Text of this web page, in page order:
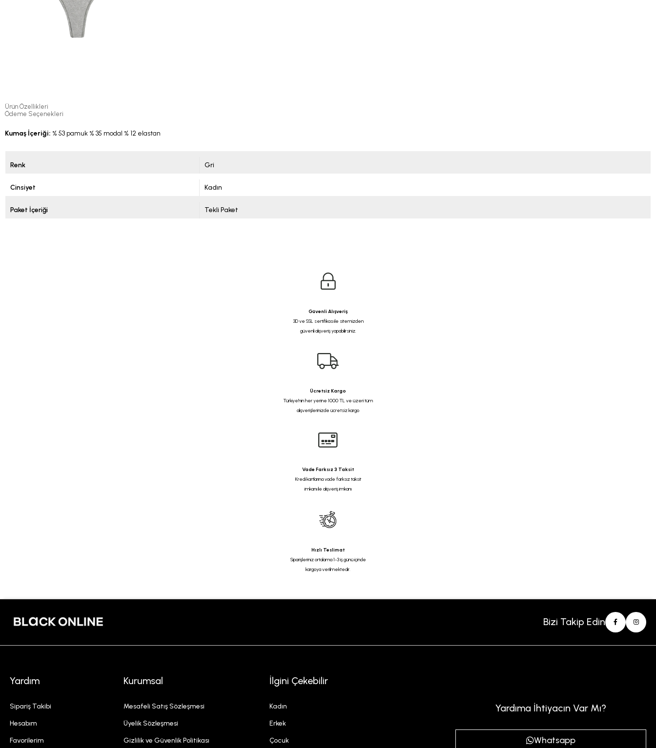
Ürün Özellikleri
Ödeme Seçenekleri
Kumaş İçeriği: % 53 pamuk % 35 modal % 12 elastan
Renk Gri
Cinsiyet Kadın
Paket İçeriği Tekli Paket
Güvenli Alışveriş
3D ve SSL sertifikası ile sitemizden
güvenli alışveriş yapabilirsiniz.
Ücretsiz Kargo
Türkiye'nin her yerine 1000 TL ve üzeri tüm
alışverişlerinizde ücretsiz kargo
Vade Farksız 3 Taksit
Kredi kartlarına vade farksız taksit
imkanı ile alışveriş imkanı
Hızlı Teslimat
Siparişleriniz ortalama 1-3 iş günü içinde
kargoya verilmektedir.
Bizi Takip Edin
Yardım
Sipariş Takibi
Hesabım
Favorilerim
Kurumsal
Mesafeli Satış Sözleşmesi
Üyelik Sözleşmesi
Gizlilik ve Güvenlik Politikası
İlgini Çekebilir
Kadın
Erkek
Çocuk
Yardıma İhtiyacın Var Mı?
Whatsapp